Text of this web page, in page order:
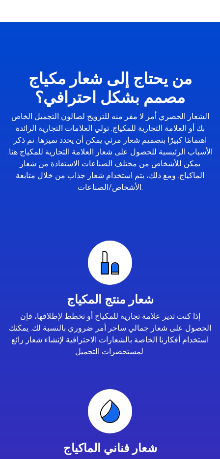
من يحتاج إلى شعار مكياج
مصمم بشكل احترافي؟
الشعار الحصري أمر لا مفر منه للترويج لصالون التجميل الخاص
بك أو العلامة التجارية للمكياج. تولي العلامات التجارية الرائدة
اهتمامًا كبيرًا بتصميم شعار مرئي يمكن أن يحدد تميزها. تم ذكر
الأسباب الرئيسية للحصول على شعار العلامة التجارية للمكياج هنا.
يمكن للأشخاص من مختلف الصناعات الاستفادة من شعار
الماكياج. ومع ذلك، يتم استخدام شعار جذاب من خلال متابعة
الأشخاص/الصناعات.
شعار منتج المكياج
إذا كنت تدير علامة تجارية للمكياج أو تخطط لإطلاقها، فإن
الحصول على شعار جمالي ساحر أمر ضروري بالنسبة لك. يمكنك
استخدام أفكارنا الخاصة بالشعارات الاحترافية لإنشاء شعار رائع
لمستحضرات التجميل.
شعار فناني الماكياج